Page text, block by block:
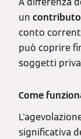
un
conto
può coprire
soggetti
Come
significativa